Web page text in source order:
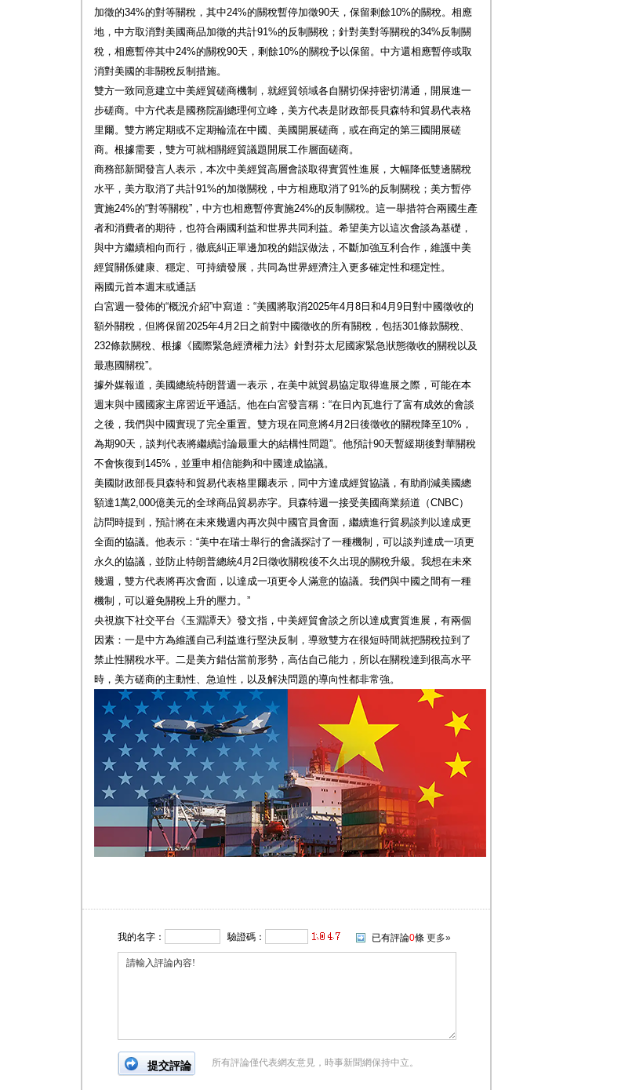
加徵的34%的對等關稅，其中24%的關稅暫停加徵90天，保留剩餘10%的關稅。相應
地，中方取消對美國商品加徵的共計91%的反制關稅；針對美對等關稅的34%反制關
稅，相應暫停其中24%的關稅90天，剩餘10%的關稅予以保留。中方還相應暫停或取
消對美國的非關稅反制措施。
雙方一致同意建立中美經貿磋商機制，就經貿領域各自關切保持密切溝通，開展進一
步磋商。中方代表是國務院副總理何立峰，美方代表是財政部長貝森特和貿易代表格
里爾。雙方將定期或不定期輪流在中國、美國開展磋商，或在商定的第三國開展磋
商。根據需要，雙方可就相關經貿議題開展工作層面磋商。
商務部新聞發言人表示，本次中美經貿高層會談取得實質性進展，大幅降低雙邊關稅
水平，美方取消了共計91%的加徵關稅，中方相應取消了91%的反制關稅；美方暫停
實施24%的“對等關稅”，中方也相應暫停實施24%的反制關稅。這一舉措符合兩國生產
者和消費者的期待，也符合兩國利益和世界共同利益。希望美方以這次會談為基礎，
與中方繼續相向而行，徹底糾正單邊加稅的錯誤做法，不斷加強互利合作，維護中美
經貿關係健康、穩定、可持續發展，共同為世界經濟注入更多確定性和穩定性。
兩國元首本週末或通話
白宮週一發佈的“概況介紹”中寫道：“美國將取消2025年4月8日和4月9日對中國徵收的
額外關稅，但將保留2025年4月2日之前對中國徵收的所有關稅，包括301條款關稅、
232條款關稅、根據《國際緊急經濟權力法》針對芬太尼國家緊急狀態徵收的關稅以及
最惠國關稅”。
據外媒報道，美國總統特朗普週一表示，在美中就貿易協定取得進展之際，可能在本
週末與中國國家主席習近平通話。他在白宮發言稱：“在日內瓦進行了富有成效的會談
之後，我們與中國實現了完全重置。雙方現在同意將4月2日後徵收的關稅降至10%，
為期90天，談判代表將繼續討論最重大的結構性問題”。他預計90天暫緩期後對華關稅
不會恢復到145%，並重申相信能夠和中國達成協議。
美國財政部長貝森特和貿易代表格里爾表示，同中方達成經貿協議，有助削減美國總
額達1萬2,000億美元的全球商品貿易赤字。貝森特週一接受美國商業頻道（CNBC）
訪問時提到，預計將在未來幾週內再次與中國官員會面，繼續進行貿易談判以達成更
全面的協議。他表示：“美中在瑞士舉行的會議探討了一種機制，可以談判達成一項更
永久的協議，並防止特朗普總統4月2日徵收關稅後不久出現的關稅升級。我想在未來
幾週，雙方代表將再次會面，以達成一項更令人滿意的協議。我們與中國之間有一種
機制，可以避免關稅上升的壓力。”
央視旗下社交平台《玉淵譚天》發文指，中美經貿會談之所以達成實質進展，有兩個
因素：一是中方為維護自己利益進行堅決反制，導致雙方在很短時間就把關稅拉到了
禁止性關稅水平。二是美方錯估當前形勢，高估自己能力，所以在關稅達到很高水平
時，美方磋商的主動性、急迫性，以及解決問題的導向性都非常強。
我的名字： 驗證碼： 已有評論0條 更多»
所有評論僅代表網友意見，時事新聞網保持中立。